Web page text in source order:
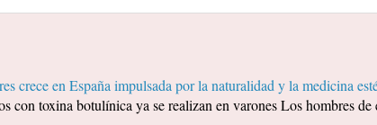
crece en España impulsada por la naturalidad y la medicina
con toxina botulínica ya se realizan en varones Los hombres